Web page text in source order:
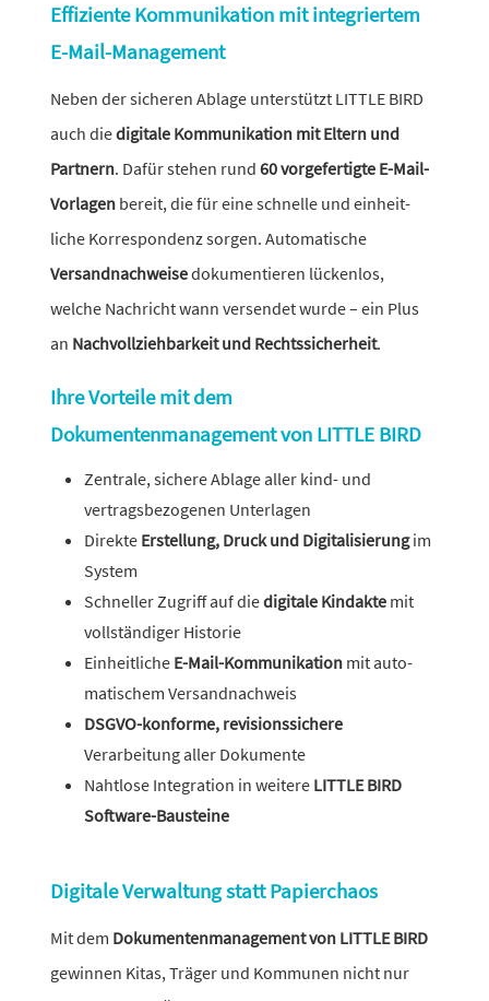
Effiziente Kommunikation mit integriertem
E-Mail-Management
Neben der sicheren Ablage unter­stützt LITTLE BIRD
auch diedigi­tale Kommunikation mit Eltern und
Partnern. Dafür stehen rund 60 vorge­fer­tigte E-Mail-
Vorlagenbereit, die für eine schnelle und einheit­
liche Korrespondenz sorgen. Automatische
Versandnachweisedoku­men­tieren lückenlos,
welche Nachricht wann versendet wurde – ein Plus
an Nachvollziehbarkeit und Rechtssicherheit.
Ihre Vorteile mit dem
Dokumentenmanagement von LITTLE BIRD
Zentrale, sichere Ablage aller kind- und
vertrags­be­zo­genen Unterlagen
Direkte Erstellung, Druck und Digitalisierungim
System
Schneller Zugriff auf diedigi­tale Kindaktemit
voll­stän­diger Historie
Einheitliche E-Mail-Kommunikationmit auto­
ma­ti­schem Versandnachweis
DSGVO-konforme, revi­si­ons­si­chere
Verarbeitung aller Dokumente
Nahtlose Integration in weitere LITTLE BIRD
Software-Bausteine
Digitale Verwaltung statt Papierchaos
Mit dem Dokumentenmanagement von LITTLE BIRD
gewinnen Kitas, Träger und Kommunen nicht nur